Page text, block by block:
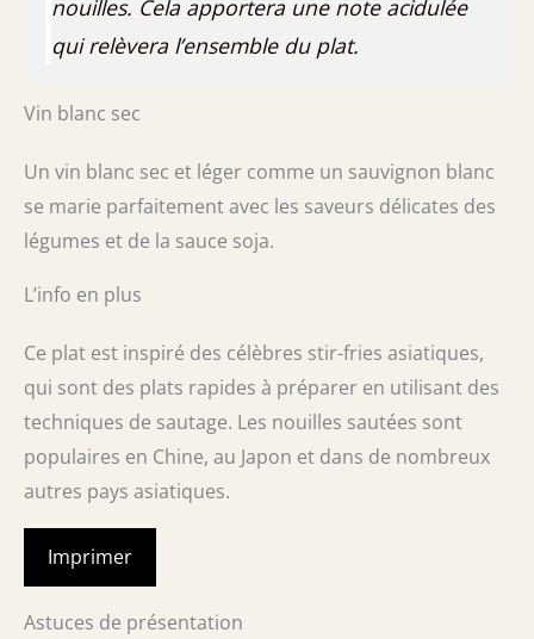
nouilles. Cela apportera une note acidulée
qui relèvera l’ensemble du plat.
Vin blanc sec
Un vin blanc sec et léger comme un sauvignon blanc
se marie parfaitement avec les saveurs délicates des
légumes et de la sauce soja.
L’info en plus
Ce plat est inspiré des célèbres stir-fries asiatiques,
qui sont des plats rapides à préparer en utilisant des
techniques de sautage. Les nouilles sautées sont
populaires en Chine, au Japon et dans de nombreux
autres pays asiatiques.
Imprimer
Astuces de présentation